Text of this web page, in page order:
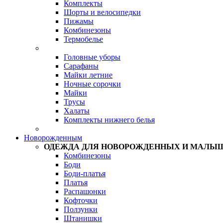
Комплекты
Шорты и велосипедки
Пижамы
Комбинезоны
Термобелье
Головные уборы
Сарафаны
Майки летние
Ночные сорочки
Майки
Трусы
Халаты
Комплекты нижнего белья
Новорожденным
ОДЕЖДА ДЛЯ НОВОРОЖДЕННЫХ И
Комбинезоны
Боди
Боди-платья
Платья
Распашонки
Кофточки
Ползунки
Штанишки